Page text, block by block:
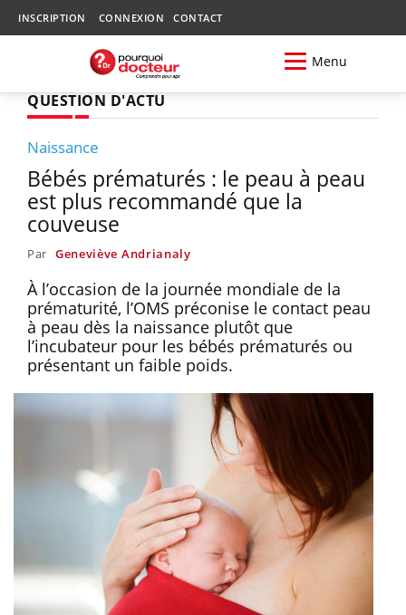
INSCRIPTION CONNEXION CONTACT
Menu
QUESTION D'ACTU
Naissance
Bébés prématurés : le peau à peau
est plus recommandé que la
couveuse
Par Geneviève Andrianaly
À l’occasion de la journée mondiale de la
prématurité, l’OMS préconise le contact peau
à peau dès la naissance plutôt que
l’incubateur pour les bébés prématurés ou
présentant un faible poids.